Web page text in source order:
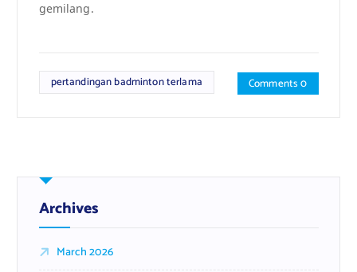
gemilang.
pertandingan badminton terlama Comments 0
Archives
March 2026